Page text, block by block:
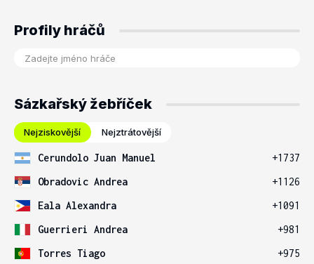
Profily hráčů
Sázkařský žebříček
Nejziskovější Nejztrátovější
Cerundolo Juan Manuel
+1737
Obradovic Andrea
+1126
Eala Alexandra
+1091
Guerrieri Andrea
+981
Torres Tiago
+975